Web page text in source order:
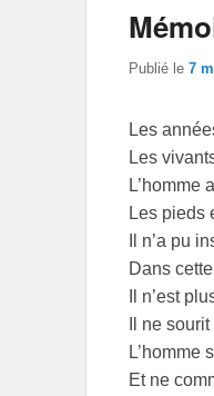
Publié le 7
Les
Les
L’homme
Les pieds
Il n’a pu
Dans
Il n’est
Il ne
L’homme
Et ne